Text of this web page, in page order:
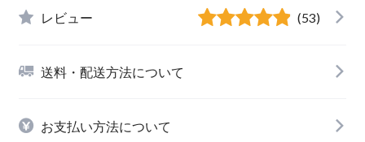
レビュー (53)
送料・配送方法について
お支払い方法について